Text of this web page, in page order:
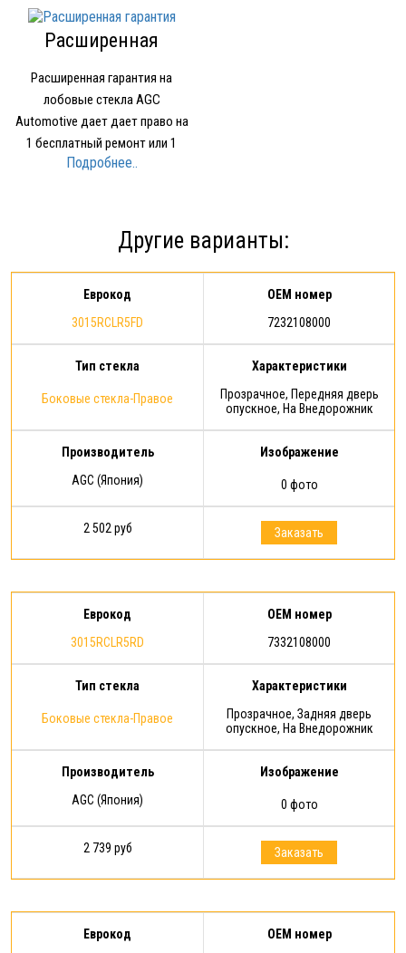
компанию и называете где и за
какую минимальную цену нашли
стекло того же производителя…
Расширенная
Расширенная гарантия на
лобовые стекла AGC
Automotive дает дает право на
1 бесплатный ремонт или 1
бесплатное лобовое стекло при
предоставления Расширенной
гарантии: срок действия
Расширенной гарантии - 1 год с
момента…
Подробнее..
Другие варианты:
Еврокод
3015RCLR5FD
OEM номер
7232108000
Тип стекла
Боковые стекла-Правое
Характеристики
Прозрачное, Передняя дверь
опускное, На Внедорожник
Производитель
AGC (Япония)
Изображение
0 фото
2 502 руб Заказать
Еврокод
3015RCLR5RD
OEM номер
7332108000
Тип стекла
Боковые стекла-Правое
Характеристики
Прозрачное, Задняя дверь
опускное, На Внедорожник
Производитель
AGC (Япония)
Изображение
0 фото
2 739 руб Заказать
Еврокод
OEM номер